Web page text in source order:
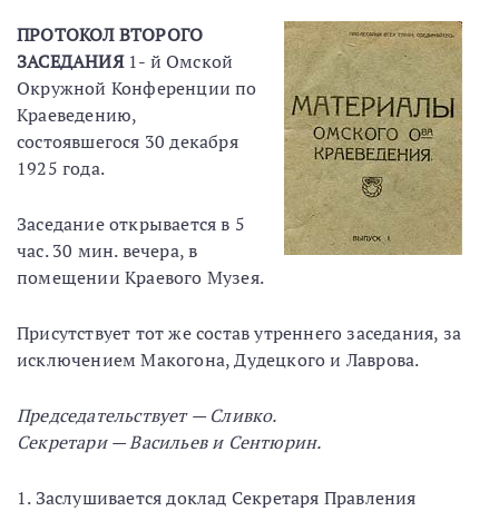
ПРОТОКОЛ ВТОРОГО
ЗАСЕДАНИЯ 1- й Омской
Окружной Конференции по
Краеведению,
состоявшегося 30 декабря
1925 года.
Заседание открывается в 5
час. 30 мин. вечера, в
помещении Краевого Музея.
Присутствует тот же состав утреннего заседания, за
исключением Макогона, Дудецкого и Лаврова.
Председательствует — Сливко.
Секретари — Васильев и Сентюрин.
1. Заслушивается доклад Секретаря Правления